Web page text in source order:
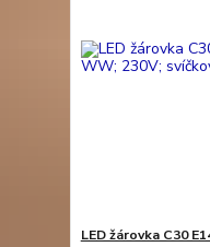
LED žárovka C30